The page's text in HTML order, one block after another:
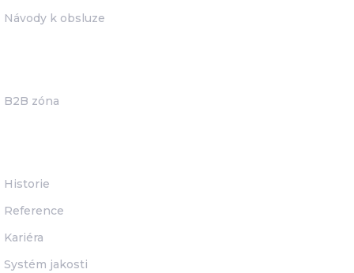
Návody k obsluze
B2B zóna
Historie
Reference
Kariéra
Systém jakosti